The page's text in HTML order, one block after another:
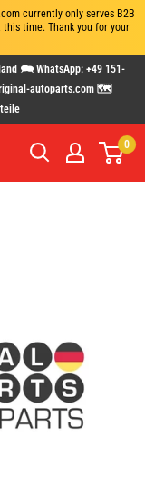
currently only serves B2B
time. Thank you for your
🗪 WhatsApp: +49 151-
autoparts.com 🗺
0